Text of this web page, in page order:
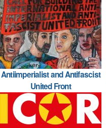
Antiimperialist and Antifascist
United Front